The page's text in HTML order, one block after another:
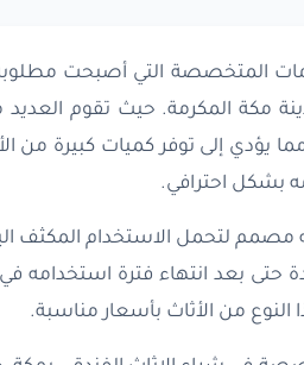
المتخصصة التي أصبحت
مكة المكرمة. حيث تقوم العديد
يؤدي إلى توفر كميات كبيرة من
بشكل احترافي.
مصمم لتحمل الاستخدام
حتى بعد انتهاء فترة استخدامه
من الأثاث بأسعار مناسبة.